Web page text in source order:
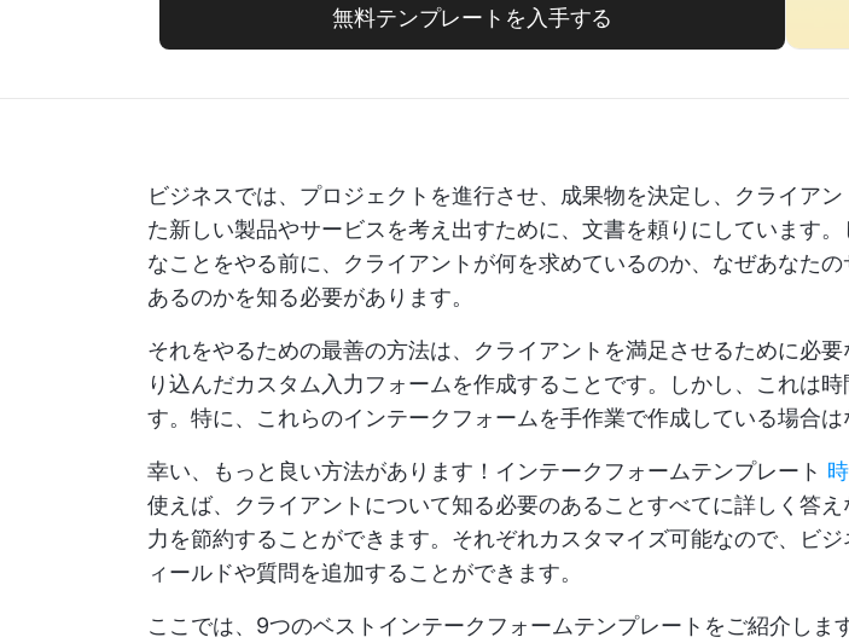
無料テンプレートを入手する
ビジネスでは、プロジェクトを進行させ、成果物を決定し、クライア
た新しい製品やサービスを考え出すために、文書を頼りにしています。
なことをやる前に、クライアントが何を求めているのか、なぜあなた
あるのかを知る必要があります。
それをやるための最善の方法は、クライアントを満足させるために必
り込んだカスタム入力フォームを作成することです。しかし、これは
す。特に、これらのインテークフォームを手作業で作成している場合
幸い、もっと良い方法があります！インテークフォームテンプレート
使えば、クライアントについて知る必要のあることすべてに詳しく答
力を節約することができます。それぞれカスタマイズ可能なので、ビ
ィールドや質問を追加することができます。
ここでは、9つのベストインテークフォームテンプレートをご紹介しま